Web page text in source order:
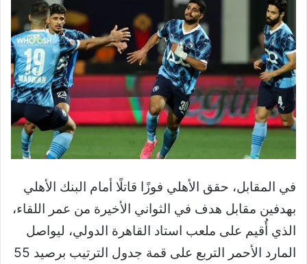
في المقابل، حقق الأهلي فوزًا قاتلًا أمام البنك الأهلي
بهدفين مقابل هدف في الثواني الأخيرة من عمر اللقاء،
الذي أُقيم على ملعب استاد القاهرة الدولي، ليواصل
المارد الأحمر التربع على قمة جدول الترتيب برصيد 55